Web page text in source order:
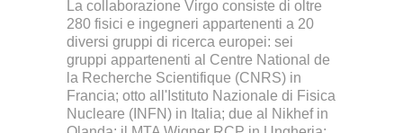
La collaborazione Virgo consiste di oltre
280 fisici e ingegneri appartenenti a 20
diversi gruppi di ricerca europei: sei
gruppi appartenenti al Centre National de
la Recherche Scientifique (CNRS) in
Francia; otto all'Istituto Nazionale di Fisica
Nucleare (INFN) in Italia; due al Nikhef in